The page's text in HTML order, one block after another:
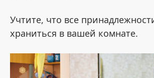
Учтите, что все
храниться в вашей комнате.